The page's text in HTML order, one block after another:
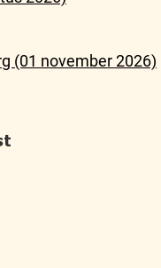
(01 november 2026)